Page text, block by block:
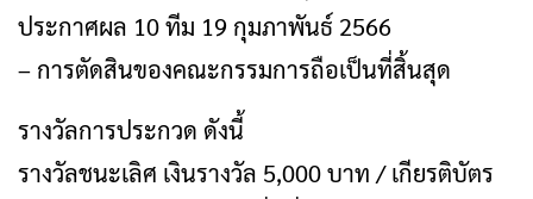
ประกาศผล 10 ทีม 19 กุมภาพันธ์ 2566
– การตัดสินของคณะกรรมการถือเป็นที่สิ้นสุด
รางวัลการประกวด ดังนี้
รางวัลชนะเลิศ เงินรางวัล 5,000 บาท / เกียรติบัตร